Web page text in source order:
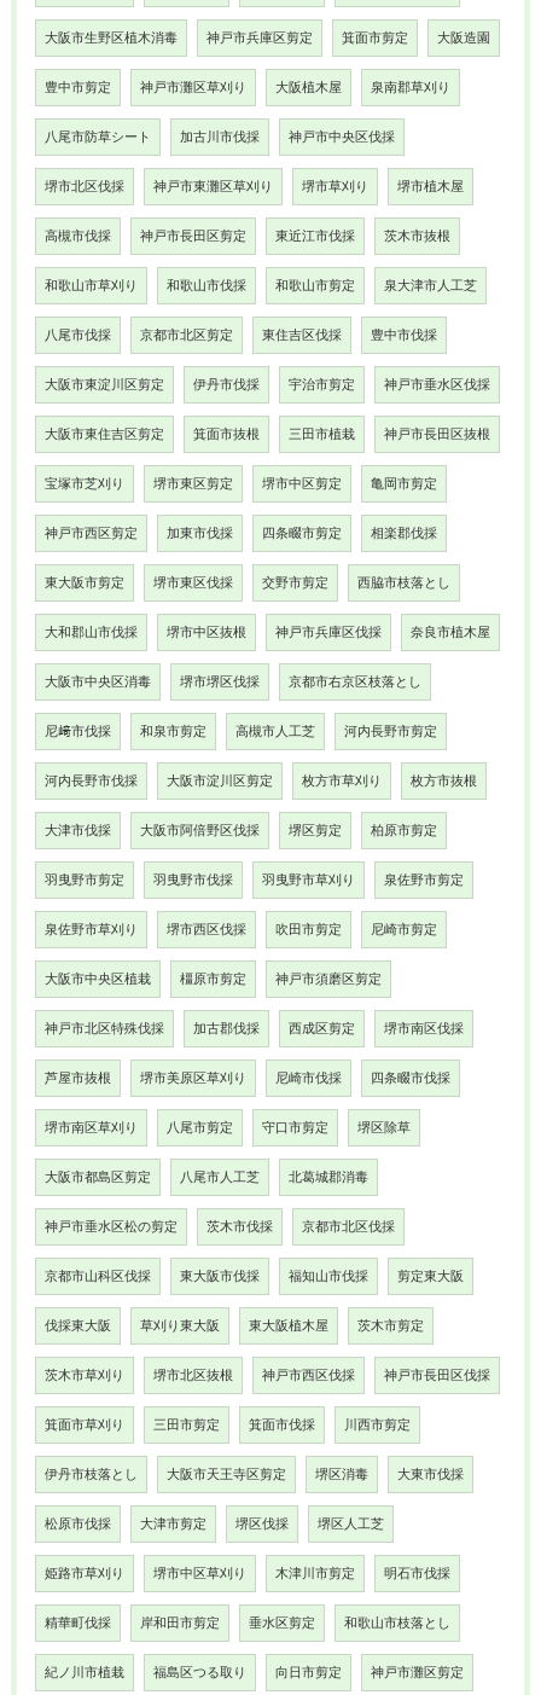
大阪市生野区植木消毒 神戸市兵庫区剪定 箕面市剪定 大阪造園
豊中市剪定 神戸市灘区草刈り 大阪植木屋 泉南郡草刈り
八尾市防草シート 加古川市伐採 神戸市中央区伐採
堺市北区伐採 神戸市東灘区草刈り 堺市草刈り 堺市植木屋
高槻市伐採 神戸市長田区剪定 東近江市伐採 茨木市抜根
和歌山市草刈り 和歌山市伐採 和歌山市剪定 泉大津市人工芝
八尾市伐採 京都市北区剪定 東住吉区伐採 豊中市伐採
大阪市東淀川区剪定 伊丹市伐採 宇治市剪定 神戸市垂水区伐採
大阪市東住吉区剪定 箕面市抜根 三田市植栽 神戸市長田区抜根
宝塚市芝刈り 堺市東区剪定 堺市中区剪定 亀岡市剪定
神戸市西区剪定 加東市伐採 四条畷市剪定 相楽郡伐採
東大阪市剪定 堺市東区伐採 交野市剪定 西脇市枝落とし
大和郡山市伐採 堺市中区抜根 神戸市兵庫区伐採 奈良市植木屋
大阪市中央区消毒 堺市堺区伐採 京都市右京区枝落とし
尼﨑市伐採 和泉市剪定 高槻市人工芝 河内長野市剪定
河内長野市伐採 大阪市淀川区剪定 枚方市草刈り 枚方市抜根
大津市伐採 大阪市阿倍野区伐採 堺区剪定 柏原市剪定
羽曳野市剪定 羽曳野市伐採 羽曳野市草刈り 泉佐野市剪定
泉佐野市草刈り 堺市西区伐採 吹田市剪定 尼崎市剪定
大阪市中央区植栽 橿原市剪定 神戸市須磨区剪定
神戸市北区特殊伐採 加古郡伐採 西成区剪定 堺市南区伐採
芦屋市抜根 堺市美原区草刈り 尼崎市伐採 四条畷市伐採
堺市南区草刈り 八尾市剪定 守口市剪定 堺区除草
大阪市都島区剪定 八尾市人工芝 北葛城郡消毒
神戸市垂水区松の剪定 茨木市伐採 京都市北区伐採
京都市山科区伐採 東大阪市伐採 福知山市伐採 剪定東大阪
伐採東大阪 草刈り東大阪 東大阪植木屋 茨木市剪定
茨木市草刈り 堺市北区抜根 神戸市西区伐採 神戸市長田区伐採
箕面市草刈り 三田市剪定 箕面市伐採 川西市剪定
伊丹市枝落とし 大阪市天王寺区剪定 堺区消毒 大東市伐採
松原市伐採 大津市剪定 堺区伐採 堺区人工芝
姫路市草刈り 堺市中区草刈り 木津川市剪定 明石市伐採
精華町伐採 岸和田市剪定 垂水区剪定 和歌山市枝落とし
紀ノ川市植栽 福島区つる取り 向日市剪定 神戸市灘区剪定